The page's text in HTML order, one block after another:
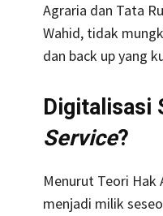
Agraria dan Tata
Wahid, tidak
dan back up yang
Digitalisasi
Service?
Menurut Teori Hak
menjadi milik